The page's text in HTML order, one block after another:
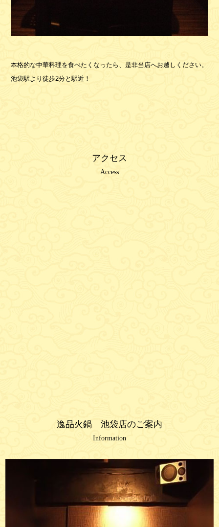
本格的な中華料理を食べたくなったら、是非当店へお越しください。
池袋駅より徒歩2分と駅近！
アクセス
Access
逸品火鍋 池袋店のご案内
Information